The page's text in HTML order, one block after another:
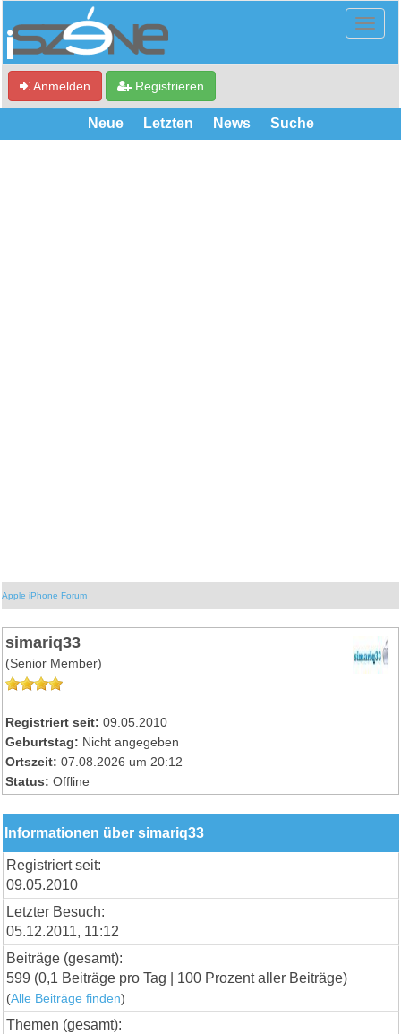
Anmelden Registrieren
Neue Letzten News Suche
Apple iPhone Forum
simariq33
(Senior Member)
Registriert seit: 09.05.2010
Geburtstag: Nicht angegeben
Ortszeit: 07.08.2026 um 20:12
Status: Offline
Informationen über simariq33
Registriert seit:
09.05.2010
Letzter Besuch:
05.12.2011, 11:12
Beiträge (gesamt):
599 (0,1 Beiträge pro Tag | 100 Prozent aller Beiträge)
(Alle Beiträge finden)
Themen (gesamt):